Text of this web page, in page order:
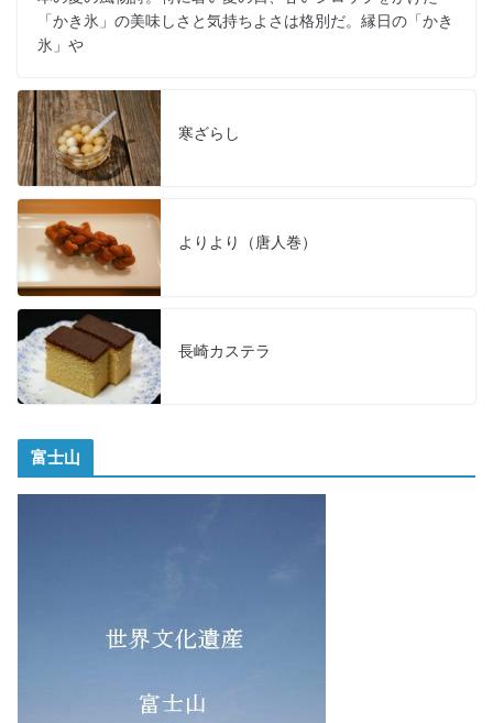
「かき氷」の美味しさと気持ちよさは格別だ。縁日の「かき
氷」や
寒ざらし
よりより（唐人巻）
長崎カステラ
富士山